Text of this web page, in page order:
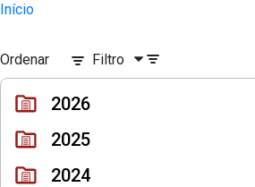
Início
Ordenar Filtro
2026
2025
2024